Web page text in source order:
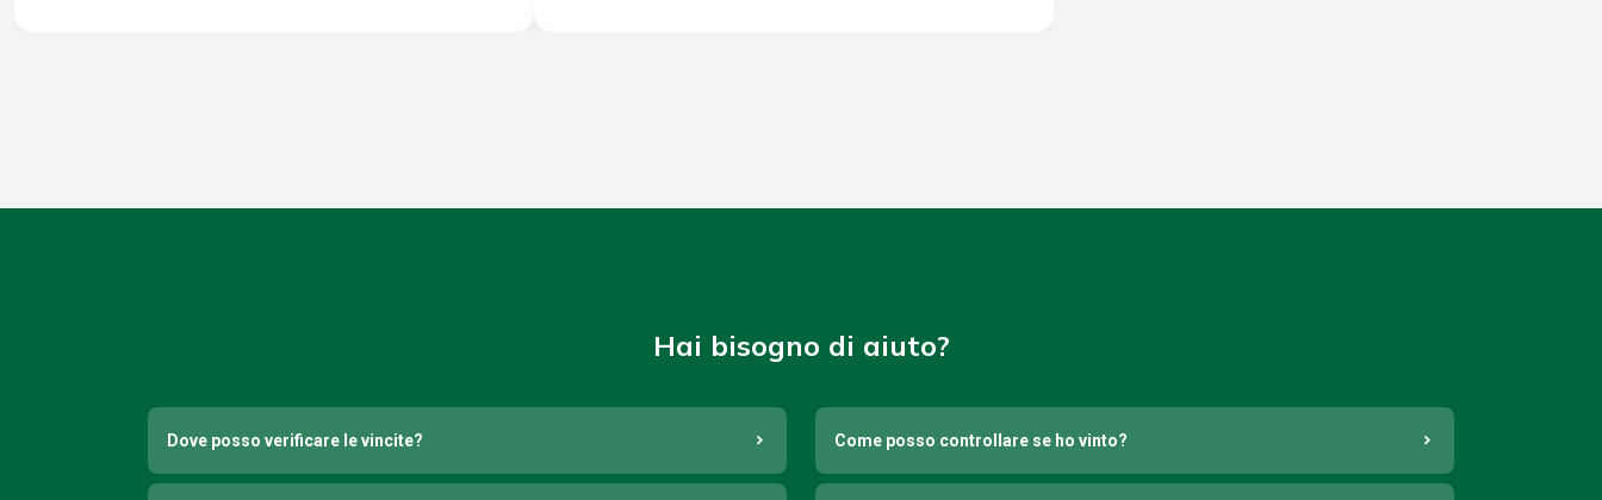
Hai bisogno di aiuto?
Dove posso verificare le vincite? Come posso controllare se ho vinto?